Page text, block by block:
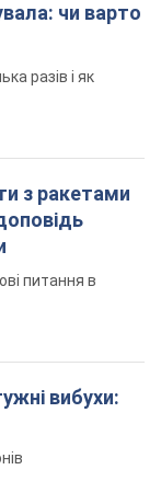
чи варто
разів і як
з ракетами
питання в
вибухи: